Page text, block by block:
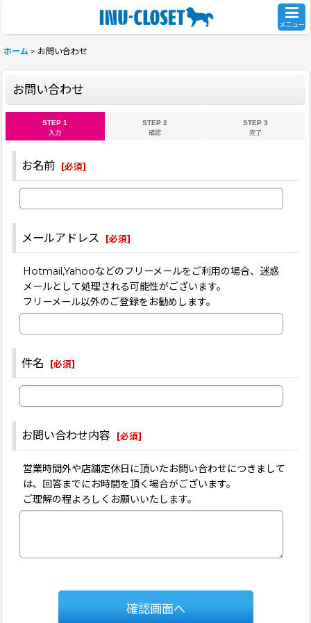
メニュー
ホーム > お問い合わせ
お問い合わせ
STEP 1
入力
STEP 2
確認
STEP 3
完了
お名前 [必須]
メールアドレス [必須]
Hotmail,Yahooなどのフリーメールをご利用の場合、迷惑
メールとして処理される可能性がございます。
フリーメール以外のご登録をお勧めします。
件名 [必須]
お問い合わせ内容 [必須]
営業時間外や店舗定休日に頂いたお問い合わせにつきまして
は、回答までにお時間を頂く場合がございます。
ご理解の程よろしくお願いいたします。
確認画面へ